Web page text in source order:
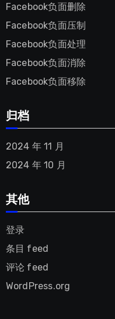
Facebook负面删除
Facebook负面压制
Facebook负面处理
Facebook负面消除
Facebook负面移除
归档
2024 年 11 月
2024 年 10 月
其他
登录
条目 feed
评论 feed
WordPress.org